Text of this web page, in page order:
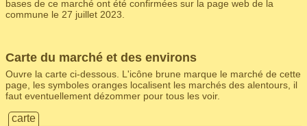
bases de ce marché ont été confirmées sur la page web de la
commune le 27 juillet 2023.
Carte du marché et des environs
Ouvre la carte ci-dessous. L'icône brune marque le marché de cette
page, les symboles oranges localisent les marchés des alentours, il
faut eventuellement dézommer pour tous les voir.
carte